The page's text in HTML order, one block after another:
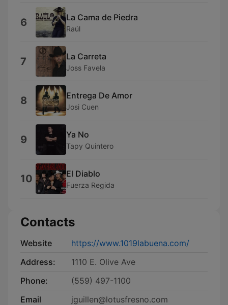
6 La Cama de Piedra
Raúl
7 La Carreta
Joss Favela
8 Entrega De Amor
Josi Cuen
9 Ya No
Tapy Quintero
10 El Diablo
Fuerza Regida
Contacts
Website
https://www.1019labuena.com/
Address:
1110 E. Olive Ave
Phone:
(559) 497-1100
Email
jguillen@lotusfresno.com